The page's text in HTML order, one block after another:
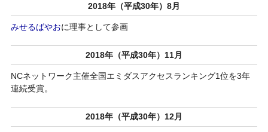
2018年（平成30年）8月
みせるばやおに理事として参画
2018年（平成30年）11月
NCネットワーク主催全国エミダスアクセスランキング1位を3年
連続受賞。
2018年（平成30年）12月